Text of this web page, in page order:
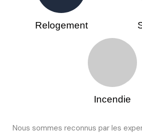
Relogement
Incendie
Nous sommes reconnus par les